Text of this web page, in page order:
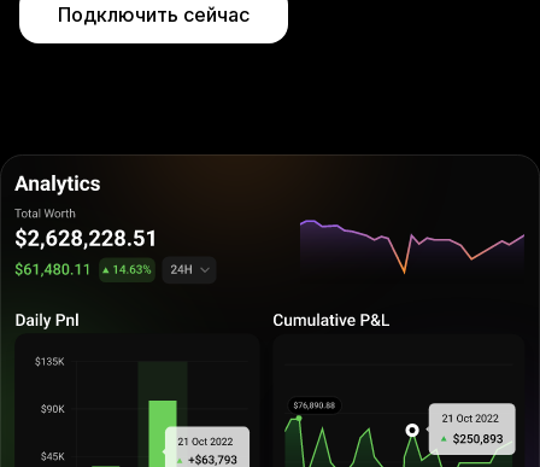
Подключить сейчас